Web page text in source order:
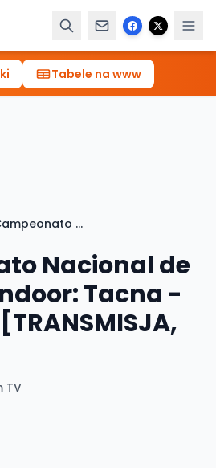
Tabele na www
Campeonato Nacional de Handball Indoor: Tacna - Apurimac [TRANSMISJA, LIVE]
Nacional de
Tacna -
TV